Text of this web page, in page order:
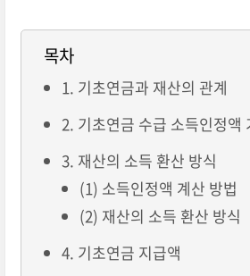
목차
1. 기초연금과 재산의 관계
2. 기초연금 수급 소득인정액
3. 재산의 소득 환산 방식
(1) 소득인정액 계산 방법
(2) 재산의 소득 환산 방식
4. 기초연금 지급액